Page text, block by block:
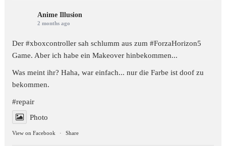
Anime Illusion
2 months ago
Der #xboxcontroller sah schlumm aus zum#ForzaHorizon5
Game. Aber ich habe ein Makeover hinbekommen...
Was meint ihr? Haha, war einfach... nur die Farbe ist doof zu
bekommen.
#repair
Photo
View on Facebook · Share